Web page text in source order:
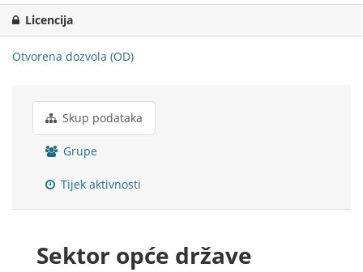
Licencija
Otvorena dozvola (OD)
Skup podataka
Grupe
Tijek aktivnosti
Sektor opće države